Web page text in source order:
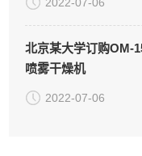
北京某大学订购OM-
喷雾干燥机
2022-07-06